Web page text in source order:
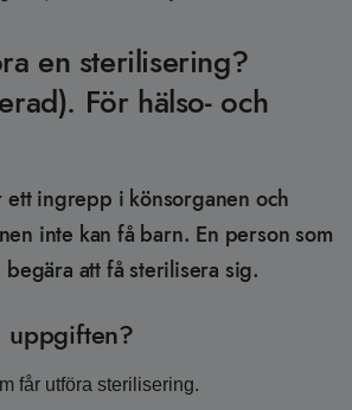
en sterilisering?
För hälso- och
ett ingrepp i könsorganen och
inte kan få barn. En person som
att få sterilisera sig.
uppgiften?
får utföra sterilisering.